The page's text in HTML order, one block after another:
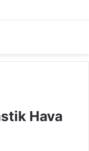
Hava